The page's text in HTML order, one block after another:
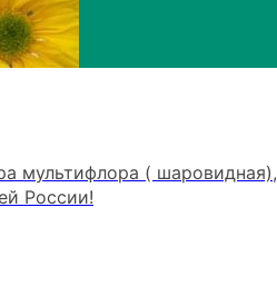
мультифлора ( шаровидная),
России!